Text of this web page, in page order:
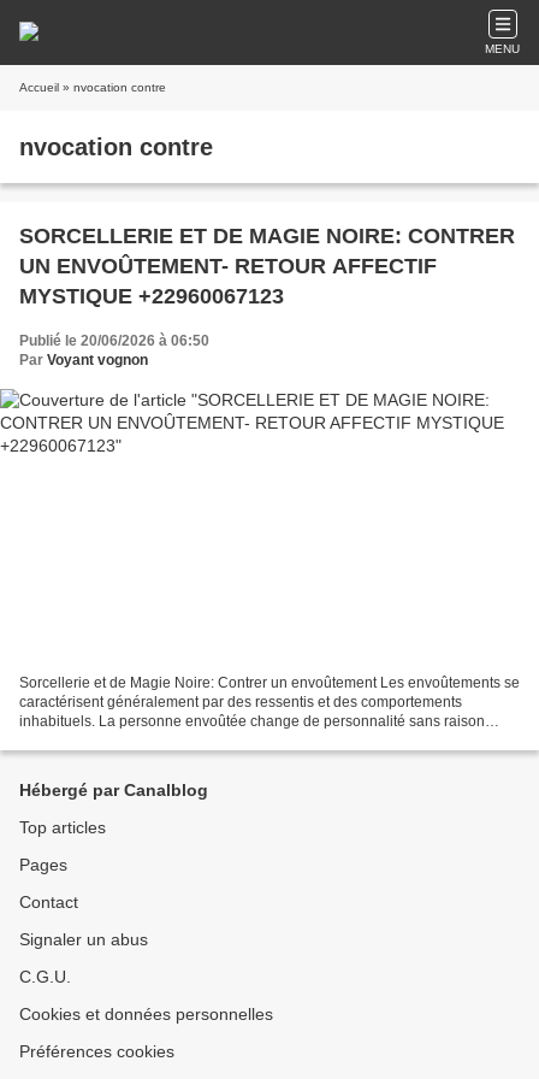
MENU
Accueil » nvocation contre
nvocation contre
SORCELLERIE ET DE MAGIE NOIRE: CONTRER
UN ENVOÛTEMENT- RETOUR AFFECTIF
MYSTIQUE +22960067123
Publié le 20/06/2026 à 06:50
Par Voyant vognon
Sorcellerie et de Magie Noire: Contrer un envoûtement Les envoûtements se
caractérisent généralement par des ressentis et des comportements
inhabituels. La personne envoûtée change de personnalité sans raison
Hébergé par Canalblog
Top articles
Pages
Contact
Signaler un abus
C.G.U.
Cookies et données personnelles
Préférences cookies